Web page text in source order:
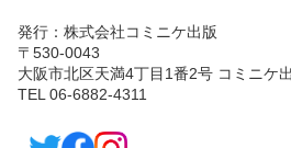
発行：株式会社コミニケ出版
〒530-0043
大阪市北区天満4丁目1番2号 コミニケ
TEL 06-6882-4311